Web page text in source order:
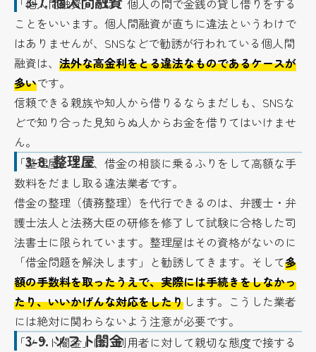
「個人間融資」とは、個人の間で金銭の貸し借りをする
ことをいいます。個人間融資が直ちに違法というわけで
はありませんが、SNSなどで勧誘が行われている個人間
融資は、法外な高金利をとる違法なものであるケースが
多いです。
信頼できる親族や知人から借りるならまだしも、SNSな
どで知り合った見知らぬ人からお金を借りてはいけませ
ん。
3-8.整理屋
「整理屋」とは、借金の相談に乗るふりをして高額な手
数料をだまし取る違法業者です。
借金の整理（債務整理）を代行できるのは、弁護士・弁
護士法人と法務大臣の研修を修了して試験に合格した司
法書士に限られています。整理屋はその資格がないのに
「借金問題を解決します」と勧誘してきます。そして多
額の手数料を取ったうえで、実際には手続きをしなかっ
たり、いいかげんな対応をしたり します。こうした業者
には絶対に関わらないよう注意が必要です。
3-9. ソフト闇金
「ソフト闇金」は、利用者に対して親切な態度で接する